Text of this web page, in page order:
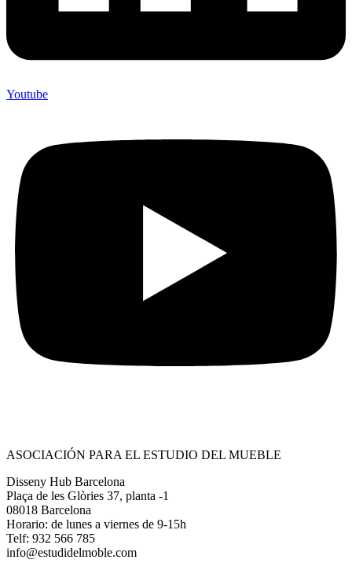
Youtube
ASOCIACIÓN PARA EL ESTUDIO DEL MUEBLE
Disseny Hub Barcelona
Plaça de les Glòries 37, planta -1
08018 Barcelona
Horario: de lunes a viernes de 9-15h
Telf: 932 566 785
info@estudidelmoble.com